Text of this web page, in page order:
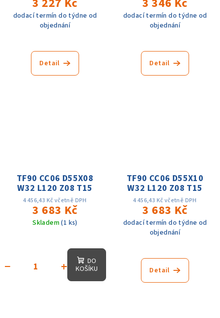
dodací termín do týdne od
objednání
Detail
dodací termín do týdne od
objednání
Detail
TF90 CC06 D55X08
W32 L120 Z08 T15
4 456,43 Kč včetně DPH
3 683 Kč
Skladem(1 ks)
+
−
DO
KOŠÍKU
TF90 CC06 D55X10
W32 L120 Z08 T15
4 456,43 Kč včetně DPH
3 683 Kč
dodací termín do týdne od
objednání
Detail